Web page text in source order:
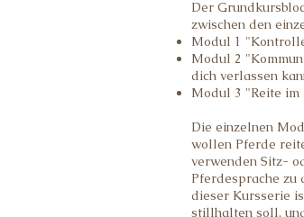
Der
zwischen den
Modul 1
Modul 2
dich verlassen
Modul 3 "Reite im
Die einzelnen
wollen Pferde
verwenden Sitz-
Pferdesprache zu
dieser Kursserie
stillhalten soll,